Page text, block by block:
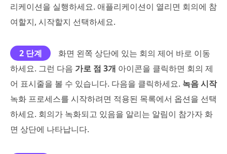
리케이션을 실행하세요. 애플리케이션이 열리면 회의에 참
여할지, 시작할지 선택하세요.
2 단계
화면 왼쪽 상단에 있는 회의 제어 바로 이동
하세요. 그런 다음 가로 점 3개 아이콘을 클릭하면 회의 제
어 표시줄을 볼 수 있습니다. 다음을 클릭하세요. 녹음 시작
녹화 프로세스를 시작하려면 적용된 목록에서 옵션을 선택
하세요. 회의가 녹화되고 있음을 알리는 알림이 참가자 화
면 상단에 나타납니다.